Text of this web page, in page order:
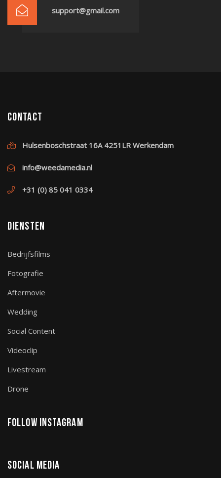
support@gmail.com
Contact
Hulsenboschstraat 16A 4251LR Werkendam
info@weedamedia.nl
+31 (0) 85 041 0334
Diensten
Bedrijfsfilms
Fotografie
Aftermovie
Wedding
Social Content
Videoclip
Livestream
Drone
Follow Instagram
Social Media